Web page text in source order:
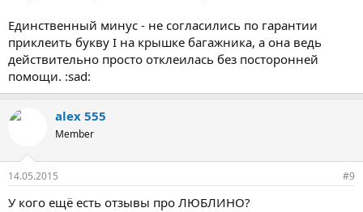
Единственный минус - не согласились по гарантии
приклеить букву I на крышке багажника, а она ведь
действительно просто отклеилась без посторонней
помощи. :sad:
alex 555
Member
14.05.2015 #9
У кого ещё есть отзывы про ЛЮБЛИНО?